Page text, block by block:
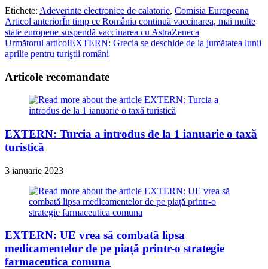
Etichete: Adeverinte electronice de calatorie, Comisia Europeana
Read
more
articles
Articol anteriorÎn timp ce România continuă vaccinarea, mai multe
state europene suspendă vaccinarea cu AstraZeneca
Următorul articolEXTERN: Grecia se deschide de la jumătatea lunii
aprilie pentru turiştii români
Articole recomandate
EXTERN: Turcia a introdus de la 1 ianuarie o taxă
turistică
3 ianuarie 2023
EXTERN: UE vrea să combată lipsa
medicamentelor de pe piață printr-o strategie
farmaceutica comuna